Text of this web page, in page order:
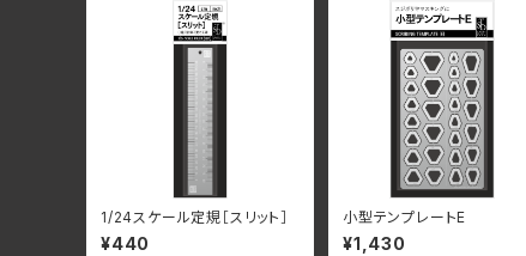
1/24スケール定規［スリット］
¥440
小型テンプレートE
¥1,430